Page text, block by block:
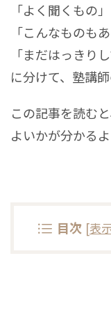
「よく聞くもの」
「こんなものもあ
「まだはっきり
に分けて、塾講
この記事を読む
よいかが分かる
目次 [表